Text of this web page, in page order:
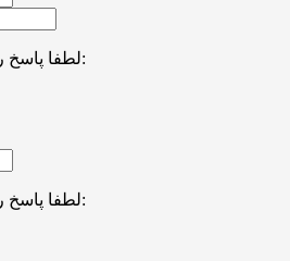
لطفا پاسخ را به عدد انگلیسی وارد کنید:
لطفا پاسخ را به عدد انگلیسی وارد کنید: